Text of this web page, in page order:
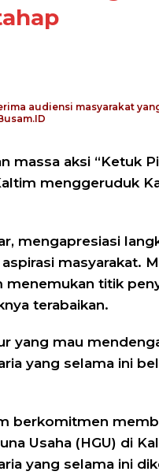
audiensi masyarakat
massa aksi “Ketuk
menggeruduk
mengapresiasi
masyarakat.
titik
terabaikan.
yang mau
yang selama ini
berkomitmen
Usaha (HGU) di
yang selama ini